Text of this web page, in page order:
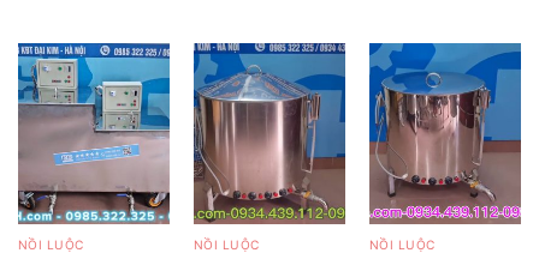
NỒI LUỘC NỒI LUỘC NỒI LUỘC